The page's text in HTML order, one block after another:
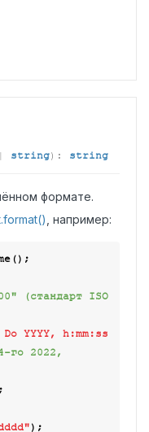
string) : string
формате.
, например:
(стандарт ISO
Do YYYY, h:mm:ss
го 2022,